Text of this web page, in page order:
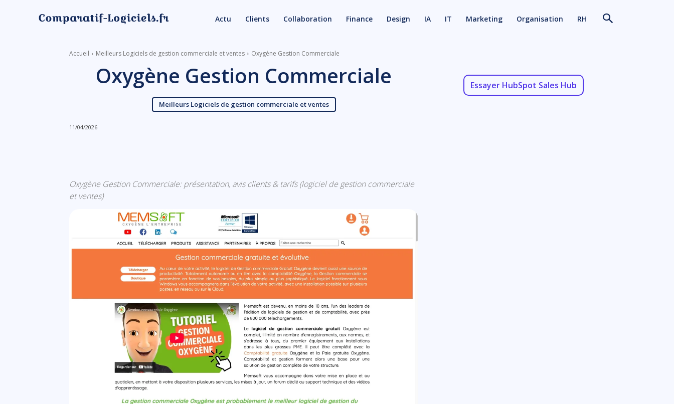
Actu Clients Collaboration Finance Design IA IT Marketing Organisation RH
Accueil Meilleurs Logiciels de gestion commerciale et ventes Oxygène Gestion Commerciale
Oxygène Gestion Commerciale
Meilleurs Logiciels de gestion commerciale et ventes
11/04/2026
Oxygène Gestion Commerciale: présentation, avis clients & tarifs (logiciel de gestion commerciale
et ventes)
Essayer HubSpot Sales Hub